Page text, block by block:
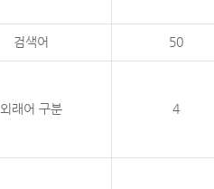
검색어 50
외래어 구분 4